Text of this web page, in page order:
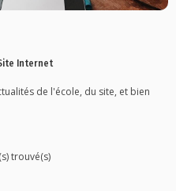
Internet
de l'école, du site, et bien
trouvé(s)